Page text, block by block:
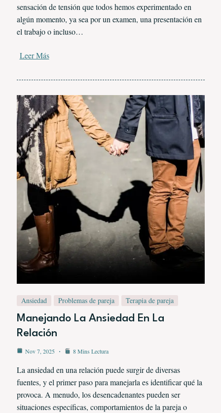
sensación de tensión que todos hemos experimentado en
algún momento, ya sea por un examen, una presentación en
el trabajo o incluso…
Leer Más
Ansiedad Problemas de pareja Terapia de pareja
Manejando La Ansiedad En La
Relación
Nov 7, 2025 8 Mins Lectura
La ansiedad en una relación puede surgir de diversas
fuentes, y el primer paso para manejarla es identificar qué la
provoca. A menudo, los desencadenantes pueden ser
situaciones específicas, comportamientos de la pareja o